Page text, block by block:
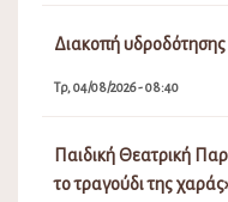
Διακοπή
Τρ, 04/08/2026 - 08:40
Παιδική Θεατρική
το τραγούδι της